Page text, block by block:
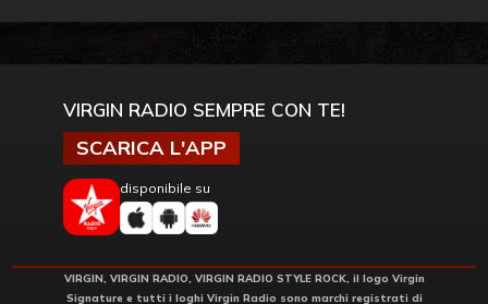
VIRGIN RADIO SEMPRE CON TE!
SCARICA L'APP
disponibile su
VIRGIN, VIRGIN RADIO, VIRGIN RADIO STYLE ROCK, il logo Virgin
Signature e tutti i loghi Virgin Radio sono marchi registrati di